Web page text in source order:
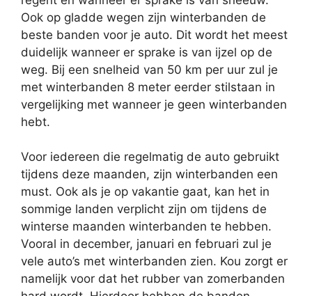
Ook op gladde wegen zijn winterbanden de
beste banden voor je auto. Dit wordt het meest
duidelijk wanneer er sprake is van ijzel op de
weg. Bij een snelheid van 50 km per uur zul je
met winterbanden 8 meter eerder stilstaan in
vergelijking met wanneer je geen winterbanden
hebt.
Voor iedereen die regelmatig de auto gebruikt
tijdens deze maanden, zijn winterbanden een
must. Ook als je op vakantie gaat, kan het in
sommige landen verplicht zijn om tijdens de
winterse maanden winterbanden te hebben.
Vooral in december, januari en februari zul je
vele auto’s met winterbanden zien. Kou zorgt er
namelijk voor dat het rubber van zomerbanden